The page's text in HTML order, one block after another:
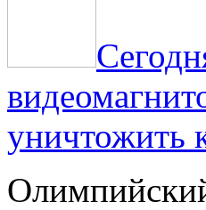
уничтожить